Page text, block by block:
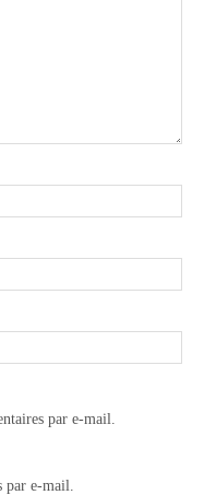
par e-mail.
par e-mail.